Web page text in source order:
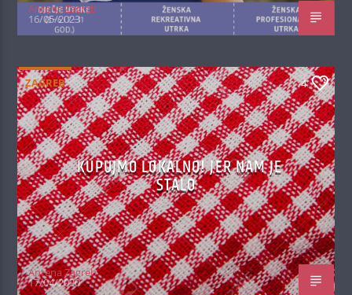
Antena Zagreb
16/05/2023
ZAGREB 4
KUPUJMO LOKALNO! JER NAM JE
STALO
Antena Zagreb
17/04/2020